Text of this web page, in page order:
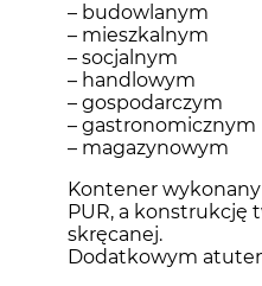
– budowlanym
– mieszkalnym
– socjalnym
– handlowym
– gospodarczym
– gastronomicznym
– magazynowym
Kontener
PUR, a konstrukcję
skręcanej.
Dodatkowym